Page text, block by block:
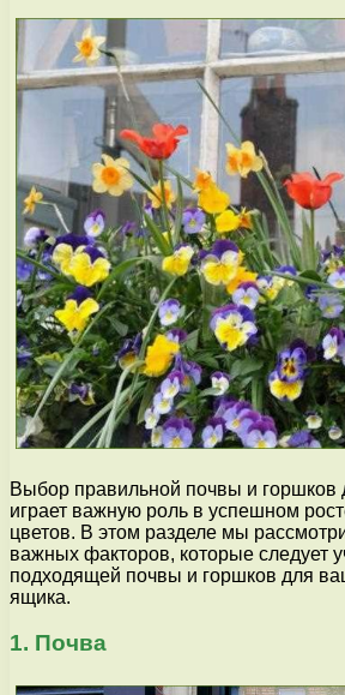
Выбор правильной почвы и горшков
играет важную роль в успешном
цветов. В этом разделе мы
важных факторов, которые следует
подходящей почвы и горшков для
ящика.
1. Почва